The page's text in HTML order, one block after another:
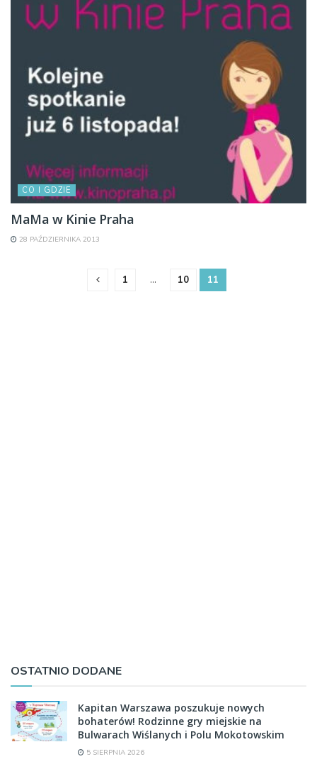
CO I GDZIE
MaMa w Kinie Praha
28 PAŹDZIERNIKA 2013
1 … 10 11
OSTATNIO DODANE
Kapitan Warszawa poszukuje nowych
bohaterów! Rodzinne gry miejskie na
Bulwarach Wiślanych i Polu Mokotowskim
5 SIERPNIA 2026